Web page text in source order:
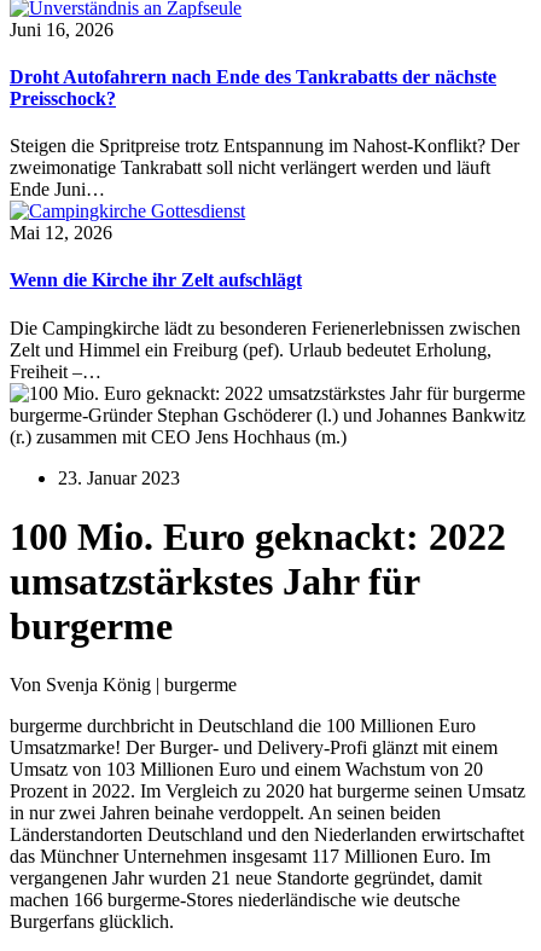
Juni 16, 2026
Droht Autofahrern nach Ende des Tankrabatts der nächste
Preisschock?
Steigen die Spritpreise trotz Entspannung im Nahost-Konflikt? Der
zweimonatige Tankrabatt soll nicht verlängert werden und läuft
Ende Juni…
Mai 12, 2026
Wenn die Kirche ihr Zelt aufschlägt
Die Campingkirche lädt zu besonderen Ferienerlebnissen zwischen
Zelt und Himmel ein Freiburg (pef). Urlaub bedeutet Erholung,
Freiheit –…
burgerme-Gründer Stephan Gschöderer (l.) und Johannes Bankwitz
(r.) zusammen mit CEO Jens Hochhaus (m.)
23. Januar 2023
100 Mio. Euro geknackt: 2022
umsatzstärkstes Jahr für
burgerme
Von Svenja König | burgerme
burgerme durchbricht in Deutschland die 100 Millionen Euro
Umsatzmarke! Der Burger- und Delivery-Profi glänzt mit einem
Umsatz von 103 Millionen Euro und einem Wachstum von 20
Prozent in 2022. Im Vergleich zu 2020 hat burgerme seinen Umsatz
in nur zwei Jahren beinahe verdoppelt. An seinen beiden
Länderstandorten Deutschland und den Niederlanden erwirtschaftet
das Münchner Unternehmen insgesamt 117 Millionen Euro. Im
vergangenen Jahr wurden 21 neue Standorte gegründet, damit
machen 166 burgerme-Stores niederländische wie deutsche
Burgerfans glücklich.